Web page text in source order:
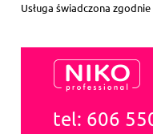
Usługa świadczona zgodnie
tel: 606